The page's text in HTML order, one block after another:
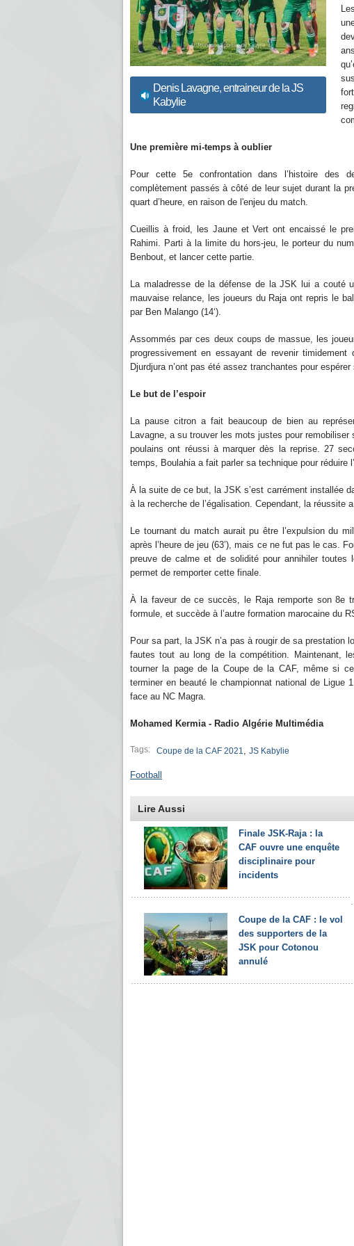
Denis Lavagne, entraineur de la JS
Kabylie
Une première mi-temps à oublier
Pour cette 5e confrontation dans l’histoire des
complètement passés à côté de leur sujet durant la
quart d’heure, en raison de l'enjeu du match.
Cueillis à froid, les Jaune et Vert ont encaissé le
Rahimi. Parti à la limite du hors-jeu, le porteur du
Benbout, et lancer cette partie.
La maladresse de la défense de la JSK lui a couté
mauvaise relance, les joueurs du Raja ont repris le
par Ben Malango (14‘).
Assommés par ces deux coups de massue, les
progressivement en essayant de revenir
Djurdjura n’ont pas été assez tranchantes pour
Le but de l’espoir
La pause citron a fait beaucoup de bien au
Lavagne, a su trouver les mots justes pour
poulains ont réussi à marquer dès la reprise. 27
temps, Boulahia a fait parler sa technique pour réduire
À la suite de ce but, la JSK s’est carrément installée
à la recherche de l’égalisation. Cependant, la réussite
Le tournant du match aurait pu être l’expulsion du
après l’heure de jeu (63’), mais ce ne fut pas le cas.
preuve de calme et de solidité pour annihiler
permet de remporter cette finale.
À la faveur de ce succès, le Raja remporte son 8e
formule, et succède à l’autre formation marocaine du
Pour sa part, la JSK n’a pas à rougir de sa prestation
fautes tout au long de la compétition. Maintenant,
tourner la page de la Coupe de la CAF, même si
terminer en beauté le championnat national de Ligue
face au NC Magra.
Mohamed Kermia - Radio Algérie Multimédia
Tags: Coupe de la CAF 2021, JS Kabylie
Football
Lire Aussi
Finale JSK-Raja : la
CAF ouvre une enquête
disciplinaire pour
incidents
Coupe de la CAF : le vol
des supporters de la
JSK pour Cotonou
annulé